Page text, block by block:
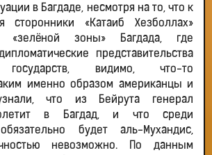
в Багдаде, несмотря на то, что к
сторонники «Катаиб Хезболлах»
«зелёной зоны» Багдада, где
представительства
государств, видимо, что-то
именно образом американцы и
что из Бейрута генерал
в Багдад, и что среди
будет аль-Мухандис,
невозможно. По данным